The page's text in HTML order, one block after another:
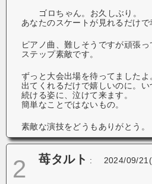
ゴロちゃん。お久しぶり。
あなたのスケートが見れるだけで
ピアノ曲、難しそうですが頑張っ
ステップ素敵です。
ずっと大会出場を待ってましたよ
出てくれるだけで嬉しいのに。
続ける姿に、泣けて来ます。
簡単なことではないもの。
素敵な演技をどうもありがとう。
2 苺タルト : 2024/09/